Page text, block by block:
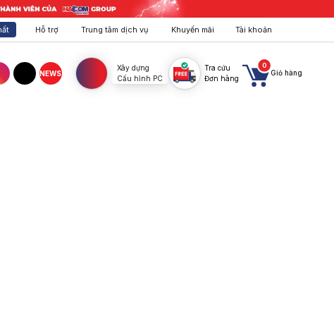
Hỗ trợ Trung tâm dịch vụ Khuyến mãi Tài khoản
TikTok
NEWS
Xây dựng
Cấu hình PC
Tra cứu
Đơn hàng
0
Giỏ hàng